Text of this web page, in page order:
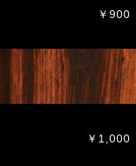
￥900
￥1,000